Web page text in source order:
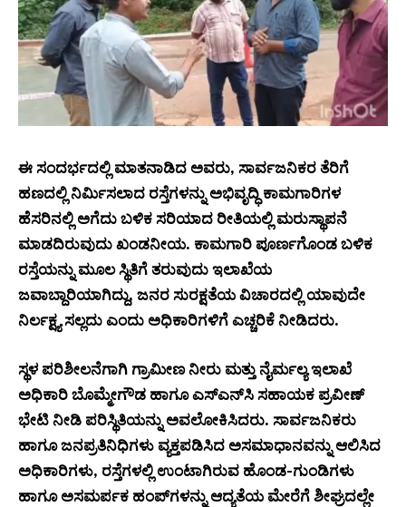
ಈ ಸಂದರ್ಭದಲ್ಲಿ ಮಾತನಾಡಿದ ಅವರು, ಸಾರ್ವಜನಿಕರ ತೆರಿಗೆ
ಹಣದಲ್ಲಿ ನಿರ್ಮಿಸಲಾದ ರಸ್ತೆಗಳನ್ನು ಅಭಿವೃದ್ಧಿ ಕಾಮಗಾರಿಗಳ
ಹೆಸರಿನಲ್ಲಿ ಅಗೆದು ಬಳಿಕ ಸರಿಯಾದ ರೀತಿಯಲ್ಲಿ ಮರುಸ್ಥಾಪನೆ
ಮಾಡದಿರುವುದು ಖಂಡನೀಯ. ಕಾಮಗಾರಿ ಪೂರ್ಣಗೊಂಡ ಬಳಿಕ
ರಸ್ತೆಯನ್ನು ಮೂಲ ಸ್ಥಿತಿಗೆ ತರುವುದು ಇಲಾಖೆಯ
ಜವಾಬ್ದಾರಿಯಾಗಿದ್ದು, ಜನರ ಸುರಕ್ಷತೆಯ ವಿಚಾರದಲ್ಲಿ ಯಾವುದೇ
ನಿರ್ಲಕ್ಷ್ಯ ಸಲ್ಲದು ಎಂದು ಅಧಿಕಾರಿಗಳಿಗೆ ಎಚ್ಚರಿಕೆ ನೀಡಿದರು.
ಸ್ಥಳ ಪರಿಶೀಲನೆಗಾಗಿ ಗ್ರಾಮೀಣ ನೀರು ಮತ್ತು ನೈರ್ಮಲ್ಯ ಇಲಾಖೆ
ಅಧಿಕಾರಿ ಬೊಮ್ಮೇಗೌಡ ಹಾಗೂ ಎಸ್‌ಎನ್‌ಸಿ ಸಹಾಯಕ ಪ್ರವೀಣ್
ಭೇಟಿ ನೀಡಿ ಪರಿಸ್ಥಿತಿಯನ್ನು ಅವಲೋಕಿಸಿದರು. ಸಾರ್ವಜನಿಕರು
ಹಾಗೂ ಜನಪ್ರತಿನಿಧಿಗಳು ವ್ಯಕ್ತಪಡಿಸಿದ ಅಸಮಾಧಾನವನ್ನು ಆಲಿಸಿದ
ಅಧಿಕಾರಿಗಳು, ರಸ್ತೆಗಳಲ್ಲಿ ಉಂಟಾಗಿರುವ ಹೊಂಡ-ಗುಂಡಿಗಳು
ಹಾಗೂ ಅಸಮರ್ಪಕ ಹಂಪ್‌ಗಳನ್ನು ಆದ್ಯತೆಯ ಮೇರೆಗೆ ಶೀಘ್ರದಲ್ಲೇ